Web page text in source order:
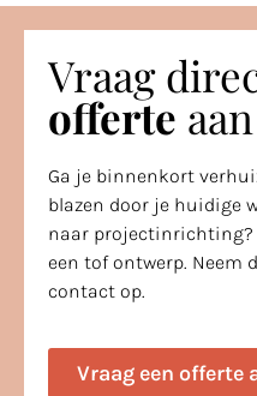
Vraag
offerte aan
Ga je binnenkort
blazen door je huidige
naar projectinrichting?
een tof ontwerp. Neem
contact op.
Vraag een offerte